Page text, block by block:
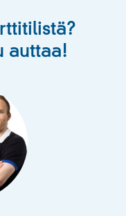
auttaa!